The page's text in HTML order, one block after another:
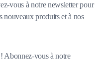
vous à notre newsletter pour
nouveaux produits et à nos
Abonnez-vous à notre